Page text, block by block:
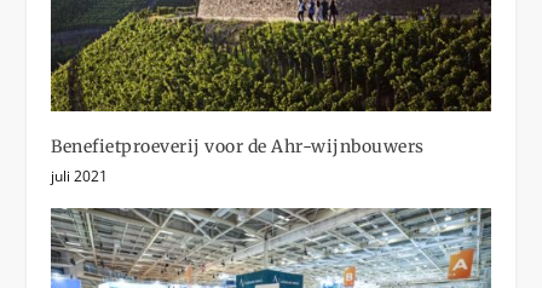
Benefietproeverij voor de Ahr-wijnbouwers
juli 2021